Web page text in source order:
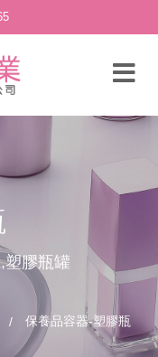
塑膠瓶罐
保養品容器-塑膠瓶